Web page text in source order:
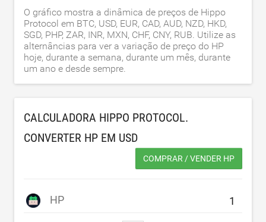
O gráfico mostra a dinâmica de preços de Hippo
Protocol em BTC, USD, EUR, CAD, AUD, NZD, HKD,
SGD, PHP, ZAR, INR, MXN, CHF, CNY, RUB. Utilize as
alternâncias para ver a variação de preço do HP
hoje, durante a semana, durante um mês, durante
um ano e desde sempre.
CALCULADORA HIPPO PROTOCOL.
CONVERTER HP EM USD
COMPRAR / VENDER HP
HP